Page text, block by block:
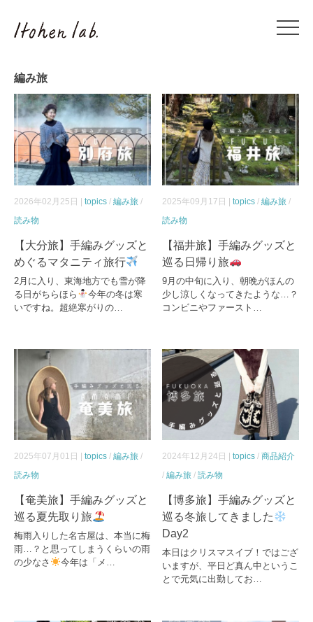
編み旅
2026年02月25日 | topics / 編み旅 /
読み物
【大分旅】手編みグッズと
めぐるマタニティ旅行
2月に入り、東海地方でも雪が降
る日がちらほら
今年の冬は寒
いですね。超絶寒がりの…
2025年09月17日 |topics /編み旅 /
読み物
【福井旅】手編みグッズと
巡る日帰り旅
9月の中旬に入り、朝晩がほんの
少し涼しくなってきたような…？
コンビニやファースト…
2025年07月01日 | topics / 編み旅 /
読み物
【奄美旅】手編みグッズと
巡る夏先取り旅
梅雨入りした名古屋は、本当に梅
雨…？と思ってしまうくらいの雨
の少なさ
今年は「メ…
2024年12月24日 |topics /商品紹介
/編み旅 /読み物
【博多旅】手編みグッズと
巡る冬旅してきました
Day2
本日はクリスマスイブ！ではござ
いますが、平日ど真ん中というこ
とで元気に出勤してお…